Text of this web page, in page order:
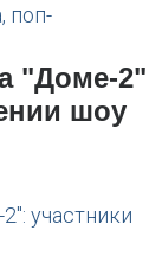
"Доме-2"
шоу
участники